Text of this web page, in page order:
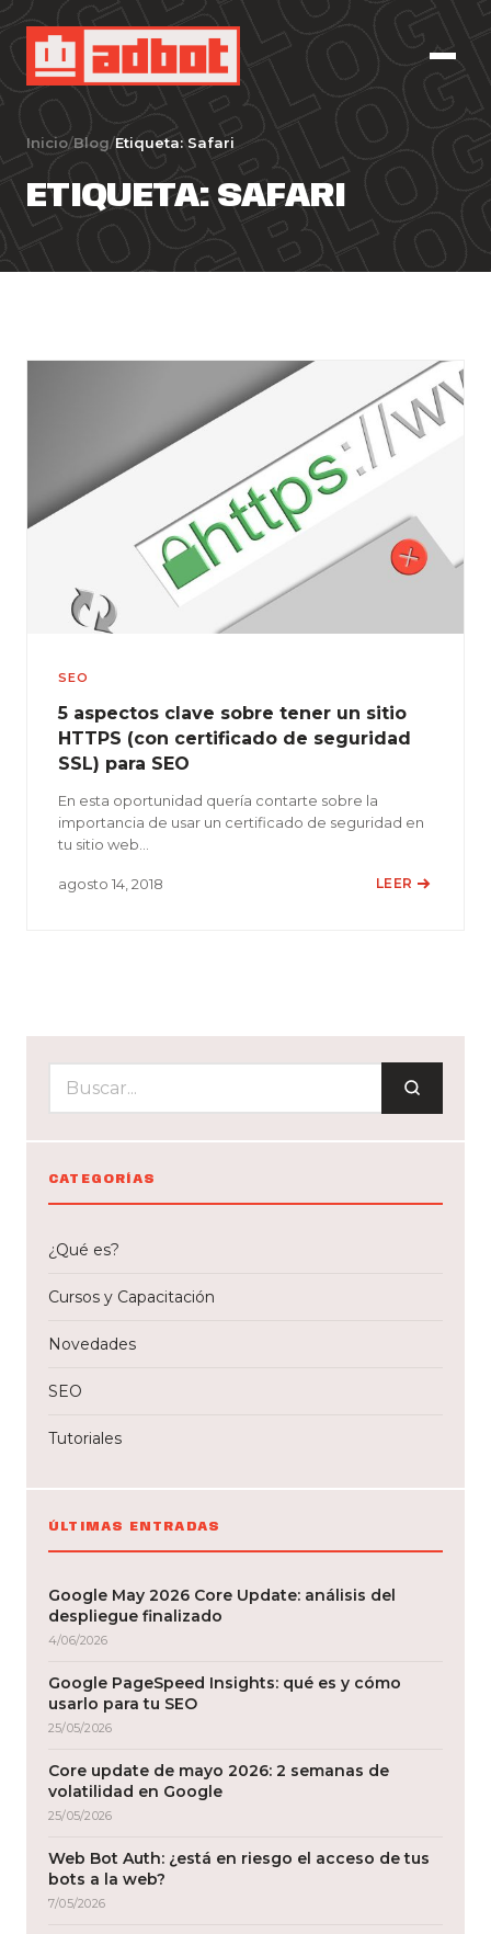
Inicio/Blog/Etiqueta: Safari
ETIQUETA: SAFARI
SEO
5 aspectos clave sobre tener un sitio
HTTPS (con certificado de seguridad
SSL) para SEO
En esta oportunidad quería contarte sobre la
importancia de usar un certificado de seguridad en
tu sitio web…
agosto 14, 2018 LEER
CATEGORÍAS
¿Qué es?
Cursos y Capacitación
Novedades
SEO
Tutoriales
ÚLTIMAS ENTRADAS
Google May 2026 Core Update: análisis del
despliegue finalizado
4/06/2026
Google PageSpeed Insights: qué es y cómo
usarlo para tu SEO
25/05/2026
Core update de mayo 2026: 2 semanas de
volatilidad en Google
25/05/2026
Web Bot Auth: ¿está en riesgo el acceso de tus
bots a la web?
7/05/2026